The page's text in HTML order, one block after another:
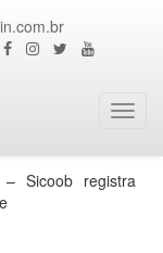
– Sicoob registra